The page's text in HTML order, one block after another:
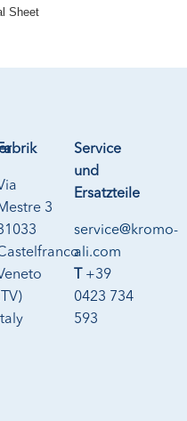
Sheet
3
Service
und
Ersatzteile
service@kromo-
ali.com
T +39
0423 734
593